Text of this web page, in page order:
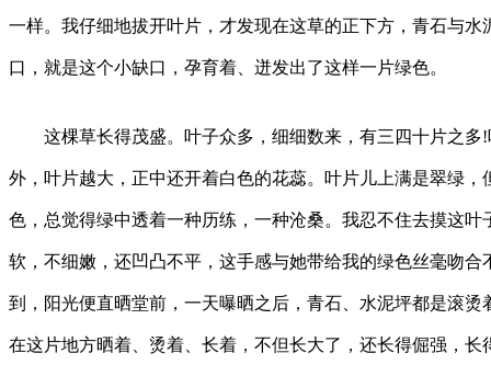
一样。我仔细地拔开叶片，才发现在这草的正下方，青石与水
口，就是这个小缺口，孕育着、迸发出了这样一片绿色。
这棵草长得茂盛。叶子众多，细细数来，有三四十片之多!
外，叶片越大，正中还开着白色的花蕊。叶片儿上满是翠绿，
色，总觉得绿中透着一种历练，一种沧桑。我忍不住去摸这叶
软，不细嫩，还凹凸不平，这手感与她带给我的绿色丝毫吻合
到，阳光便直晒堂前，一天曝晒之后，青石、水泥坪都是滚烫
在这片地方晒着、烫着、长着，不但长大了，还长得倔强，长